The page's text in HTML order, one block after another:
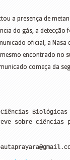
a presença de
do gás, a
oficial, a
encontrado no
começa da
Biológicas
sobre ciências